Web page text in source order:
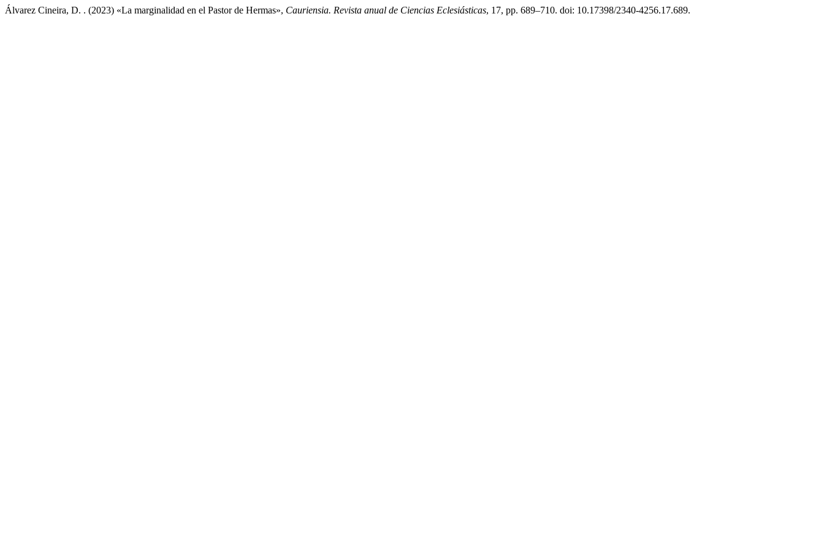
Álvarez Cineira, D. . (2023) «La marginalidad en el Pastor de Hermas», Cauriensia. Revista anual de Ciencias Eclesiásticas, 17, pp. 689–710. doi: 10.17398/2340-4256.17.689.